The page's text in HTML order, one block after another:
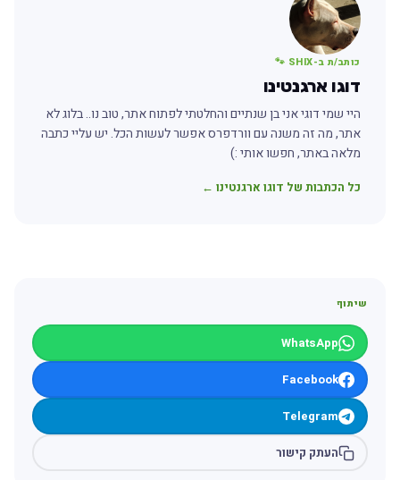
כותב/ת ב-SHIX 🐾
דוגו ארגנטינו
היי שמי דוגי אני בן שנתיים והחלטתי לפתוח אתר, טוב נו.. בלוג לא
אתר, מה זה משנה עם וורדפרס אפשר לעשות הכל. יש עליי כתבה
מלאה באתר, חפשו אותי :)
כל הכתבות של דוגו ארגנטינו ←
שיתוף
WhatsApp
Facebook
Telegram
העתק קישור